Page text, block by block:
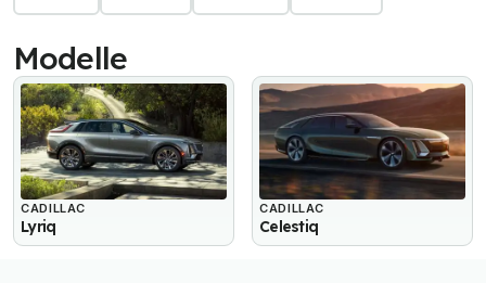
Modelle
CADILLAC
Lyriq
CADILLAC
Celestiq